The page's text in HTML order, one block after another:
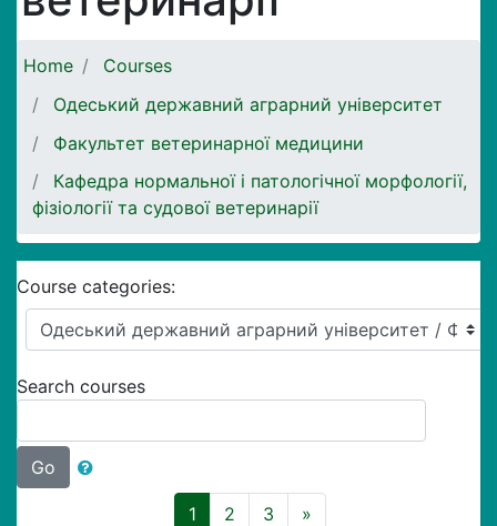
Home
Courses
Одеський державний аграрний університет
Факультет ветеринарної медицини
Кафедра нормальної і патологічної морфології,
фізіології та судової ветеринарії
Course categories:
Search courses
Go
1 (current)
2 3 »